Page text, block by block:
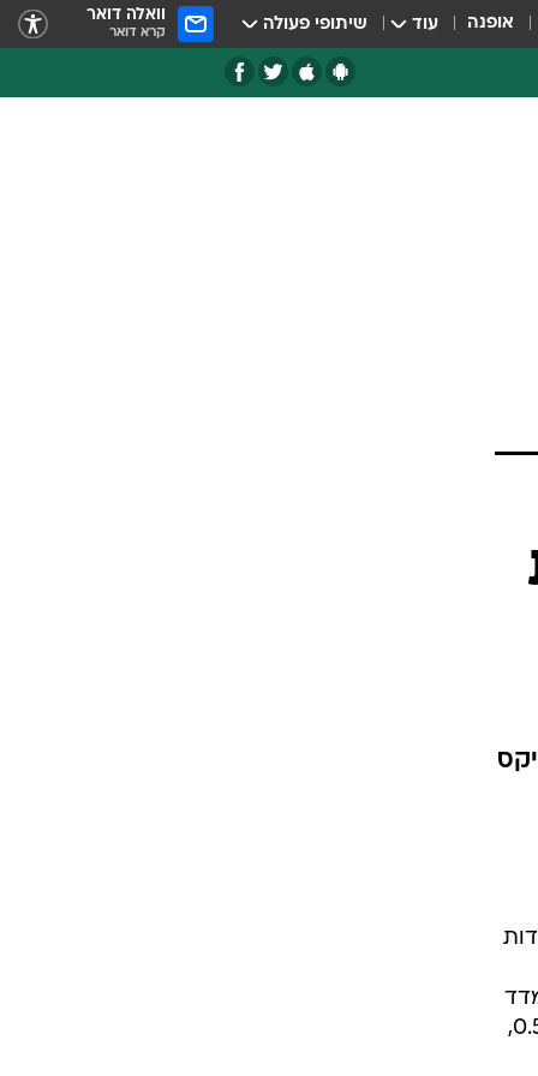
אופנה עוד שיתופי פעולה וואלה דואר
קרא דואר
זו במדד
ת"א 100. הפרסום בדבר אומדן מוקדם לצמיחה שלילית של המשק בשנת 2001, בשיעור של 0.5%,